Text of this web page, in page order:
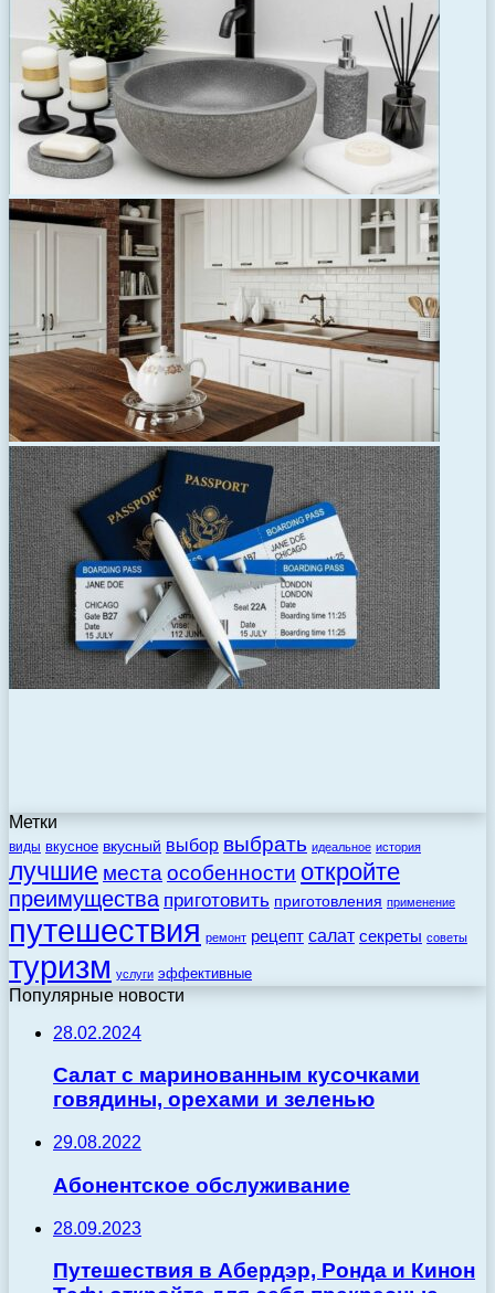
Метки
виды вкусное вкусный выбор выбрать идеальное история
лучшие места особенности откройте
преимущества приготовить приготовления применение
путешествия ремонт рецепт салат секреты советы
туризм услуги эффективные
Популярные новости
28.02.2024
Салат с маринованным кусочками
говядины, орехами и зеленью
29.08.2022
Абонентское обслуживание
28.09.2023
Путешествия в Абердэр, Ронда и Кинон